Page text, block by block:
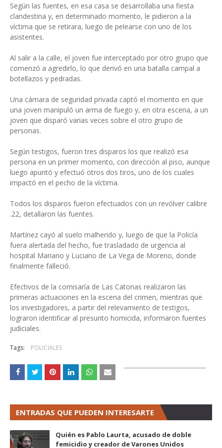
Según las fuentes, en esa casa se desarrollaba una fiesta
clandestina y, en determinado momento, le pidieron a la
víctima que se retirara, luego de pelearse con uno de los
asistentes.
Al salir a la calle, el joven fue interceptado por otro grupo que
comenzó a agredirlo, lo que derivó en una batalla campal a
botellazos y pedradas.
Una cámara de seguridad privada captó el momento en que
una joven manipuló un arma de fuego y, en otra escena, a un
joven que disparó varias veces sobre el otro grupo de
personas.
Según testigos, fueron tres disparos los que realizó esa
persona en un primer momento, con dirección al piso, aunque
luego apuntó y efectuó otros dos tiros, uno de los cuales
impactó en el pecho de la víctima.
Todos los disparos fueron efectuados con un revólver calibre
.22, detallaron las fuentes.
Martínez cayó al suelo malherido y, luego de que la Policía
fuera alertada del hecho, fue trasladado de urgencia al
hospital Mariano y Luciano de La Vega de Moreno, donde
finalmente falleció.
Efectivos de la comisaría de Las Catonas realizaron las
primeras actuaciones en la escena del crimen, mientras que
los investigadores, a partir del relevamiento de testigos,
lograron identificar al presunto homicida, informaron fuentes
judiciales.
Tags: POLICIALES
ENTRADAS QUE PUEDEN INTERESARTE
Quién es Pablo Laurta, acusado de doble
femicidio y creador de Varones Unidos